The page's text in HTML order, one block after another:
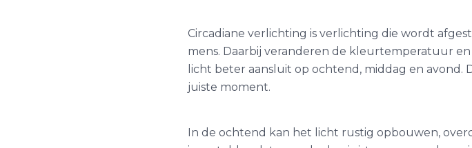
Circadiane verlichting is verlichting die wordt
mens. Daarbij veranderen de kleurtemperatuur
licht beter aansluit op ochtend, middag en
juiste moment.
In de ochtend kan het licht rustig opbouwen,